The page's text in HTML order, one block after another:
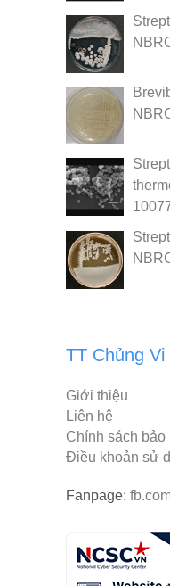
TT Chủng Vi
Giới thiệu
Liên hệ
Chính sách bảo
Điều khoản sử
Fanpage: